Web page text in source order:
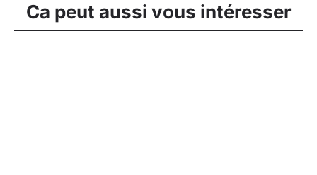
Ca peut aussi vous intéresser